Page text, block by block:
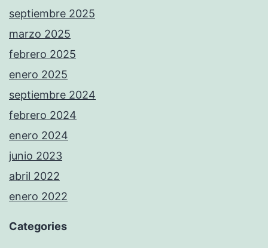
septiembre 2025
marzo 2025
febrero 2025
enero 2025
septiembre 2024
febrero 2024
enero 2024
junio 2023
abril 2022
enero 2022
Categories